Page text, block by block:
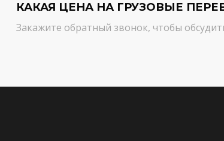
КАКАЯ ЦЕНА НА ГРУЗОВЫЕ
Закажите обратный звонок, чтобы